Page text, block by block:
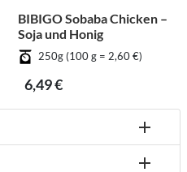
BIBIGO Sobaba Chicken –
Soja und Honig
250g (100 g = 2,60 €)
6,49 €